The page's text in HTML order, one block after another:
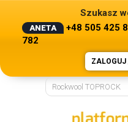
Szukasz
ANETA +48 505 425
782
ZALOGUJ